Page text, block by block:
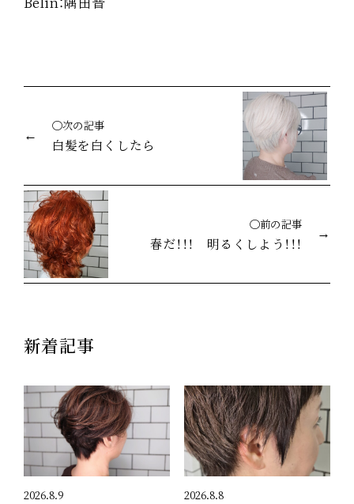
◯次の記事
白髪を白くしたら
◯前の記事
春だ！！！ 明るくしよう！！！
新着記事
2026.8.9 2026.8.8